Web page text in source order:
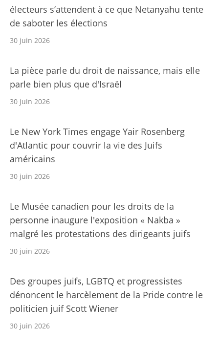
électeurs s’attendent à ce que Netanyahu tente
de saboter les élections
30 juin 2026
La pièce parle du droit de naissance, mais elle
parle bien plus que d'Israël
30 juin 2026
Le New York Times engage Yair Rosenberg
d'Atlantic pour couvrir la vie des Juifs
américains
30 juin 2026
Le Musée canadien pour les droits de la
personne inaugure l'exposition « Nakba »
malgré les protestations des dirigeants juifs
30 juin 2026
Des groupes juifs, LGBTQ et progressistes
dénoncent le harcèlement de la Pride contre le
politicien juif Scott Wiener
30 juin 2026